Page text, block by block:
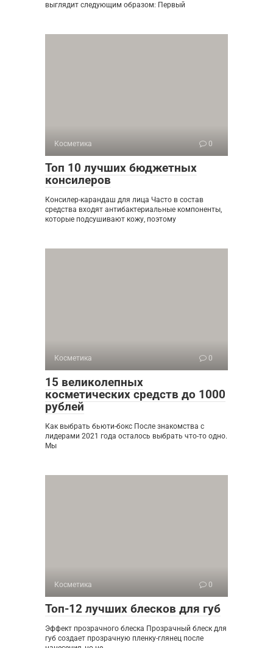
выглядит следующим образом: Первый
Косметика 0
Топ 10 лучших бюджетных
консилеров
Консилер-карандаш для лица Часто в состав
средства входят антибактериальные компоненты,
которые подсушивают кожу, поэтому
Косметика 0
15 великолепных
косметических средств до 1000
рублей
Как выбрать бьюти-бокс После знакомства с
лидерами 2021 года осталось выбрать что-то одно.
Мы
Косметика 0
Топ-12 лучших блесков для губ
Эффект прозрачного блеска Прозрачный блеск для
губ создает прозрачную пленку-глянец после